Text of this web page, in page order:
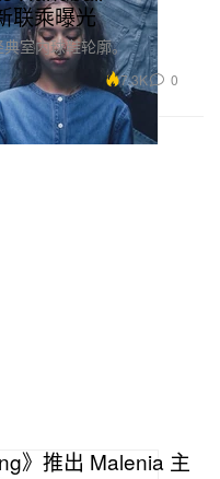
联乘曝光
室内球鞋轮廓。
7.3K 0
》推出 Malenia 主